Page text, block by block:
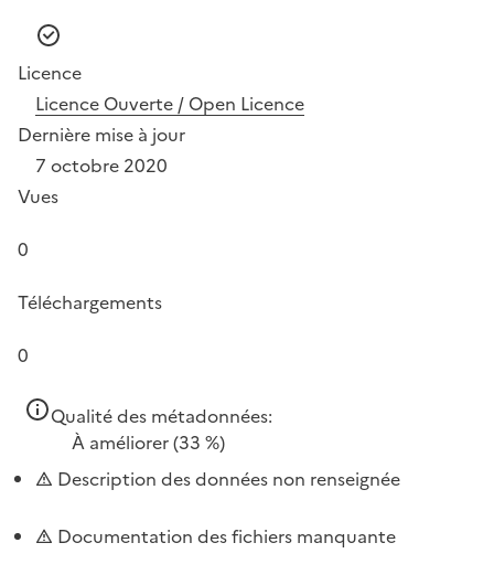
Licence
Licence Ouverte / Open Licence
Dernière mise à jour
7 octobre 2020
Vues
0
Téléchargements
0
Qualité des métadonnées:
À améliorer(33 %)
Description des données non renseignée
Documentation des fichiers manquante